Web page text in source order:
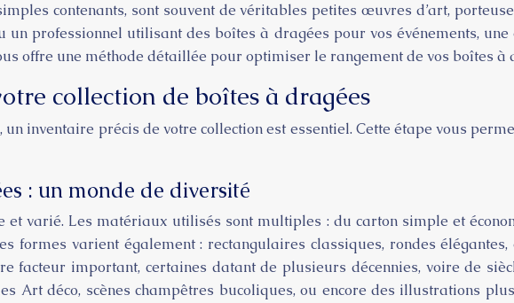
contenants, sont souvent de véritables petites œuvres d’art,
un professionnel utilisant des boîtes à dragées pour vos événements,
offre une méthode détaillée pour optimiser le rangement de vos boîtes à
collection de boîtes à dragées
un inventaire précis de votre collection est essentiel. Cette étape vous
: un monde de diversité
et varié. Les matériaux utilisés sont multiples : du carton simple et
formes varient également : rectangulaires classiques, rondes
facteur important, certaines datant de plusieurs décennies, voire de
Art déco, scènes champêtres bucoliques, ou encore des illustrations